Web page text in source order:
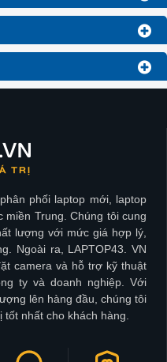
phối laptop mới, laptop
Trung. Chúng tôi cung
lượng với mức giá hợp lý,
Ngoài ra, LAPTOP43. VN
camera và hỗ trợ kỹ thuật
ty và doanh nghiệp. Với
lên hàng đầu, chúng tôi
nhất cho khách hàng.